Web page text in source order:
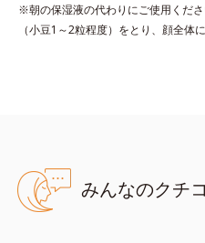
*2 角層内
●無油分、無香料、無着色 ●紫外
ジェリー＊1配合＝保湿成分 ●キ
にうるおいとハリ感を与える保
※朝の保湿液の代わりにご使用くだ
（小豆1～2粒程度）をとり、顔全体
みんなのクチ